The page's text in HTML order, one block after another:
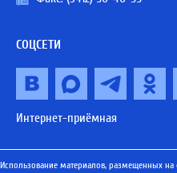
СОЦСЕТИ
Интернет-приёмная
Использование материалов, размещенных на